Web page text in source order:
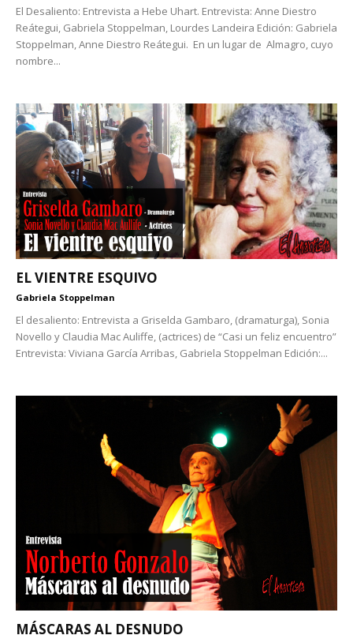
El Desaliento: Entrevista a Hebe Uhart. Entrevista: Anne Diestro
Reátegui, Gabriela Stoppelman, Lourdes Landeira Edición: Gabriela
Stoppelman, Anne Diestro Reátegui. En un lugar de Almagro, cuyo
nombre...
EL VIENTRE ESQUIVO
Gabriela Stoppelman
El desaliento: Entrevista a Griselda Gambaro, (dramaturga), Sonia
Novello y Claudia Mac Auliffe, (actrices) de “Casi un feliz encuentro”
Entrevista: Viviana García Arribas, Gabriela Stoppelman Edición:...
MÁSCARAS AL DESNUDO